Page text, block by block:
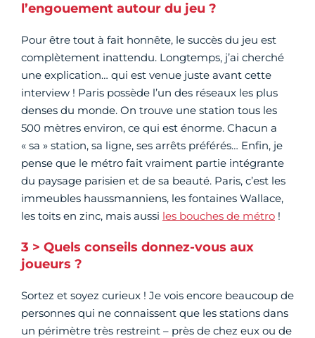
l’engouement autour du jeu ?
Pour être tout à fait honnête, le succès du jeu est
complètement inattendu. Longtemps, j’ai cherché
une explication… qui est venue juste avant cette
interview ! Paris possède l’un des réseaux les plus
denses du monde. On trouve une station tous les
500 mètres environ, ce qui est énorme. Chacun a
« sa » station, sa ligne, ses arrêts préférés… Enfin, je
pense que le métro fait vraiment partie intégrante
du paysage parisien et de sa beauté. Paris, c’est les
immeubles haussmanniens, les fontaines Wallace,
les toits en zinc, mais aussi les bouches de métro !
3 > Quels conseils donnez-vous aux
joueurs ?
Sortez et soyez curieux ! Je vois encore beaucoup de
personnes qui ne connaissent que les stations dans
un périmètre très restreint – près de chez eux ou de